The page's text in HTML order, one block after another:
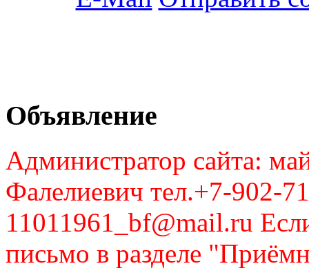
Объявление
Администратор сайта:
Фалелиевич тел.+7-902-
11011961_bf@mail.ru
письмо в разделе